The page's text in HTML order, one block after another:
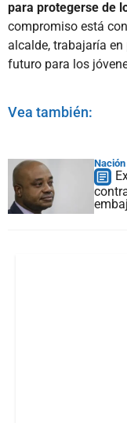
para protegerse de
compromiso está
alcalde, trabajaría
futuro para los
Vea también:
Nación